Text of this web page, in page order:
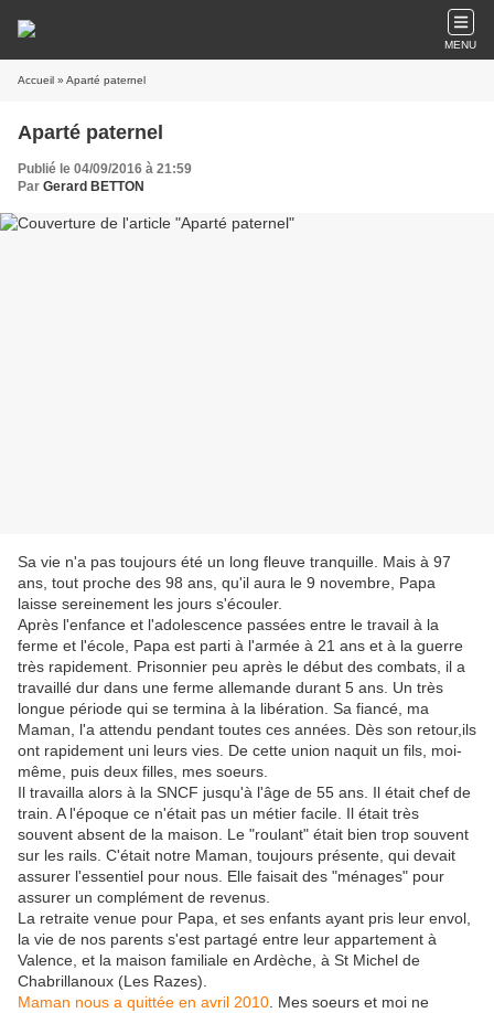
MENU
Accueil » Aparté paternel
Aparté paternel
Publié le 04/09/2016 à 21:59
Par Gerard BETTON
Sa vie n'a pas toujours été un long fleuve tranquille. Mais à 97
ans, tout proche des 98 ans, qu'il aura le 9 novembre, Papa
laisse sereinement les jours s'écouler.
Après l'enfance et l'adolescence passées entre le travail à la
ferme et l'école, Papa est parti à l'armée à 21 ans et à la guerre
très rapidement. Prisonnier peu après le début des combats, il a
travaillé dur dans une ferme allemande durant 5 ans. Un très
longue période qui se termina à la libération. Sa fiancé, ma
Maman, l'a attendu pendant toutes ces années. Dès son retour,ils
ont rapidement uni leurs vies. De cette union naquit un fils, moi-
même, puis deux filles, mes soeurs.
Il travailla alors à la SNCF jusqu'à l'âge de 55 ans. Il était chef de
train. A l'époque ce n'était pas un métier facile. Il était très
souvent absent de la maison. Le "roulant" était bien trop souvent
sur les rails. C'était notre Maman, toujours présente, qui devait
assurer l'essentiel pour nous. Elle faisait des "ménages" pour
assurer un complément de revenus.
La retraite venue pour Papa, et ses enfants ayant pris leur envol,
la vie de nos parents s'est partagé entre leur appartement à
Valence, et la maison familiale en Ardèche, à St Michel de
Chabrillanoux (Les Razes).
Maman nous a quittée en avril 2010 . Mes soeurs et moi ne